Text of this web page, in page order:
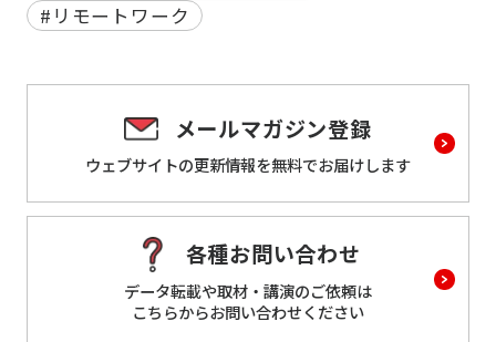
#リモートワーク
メールマガジン登録
ウェブサイトの更新情報を無料でお届けします
各種お問い合わせ
データ転載や取材・講演のご依頼は
こちらからお問い合わせください